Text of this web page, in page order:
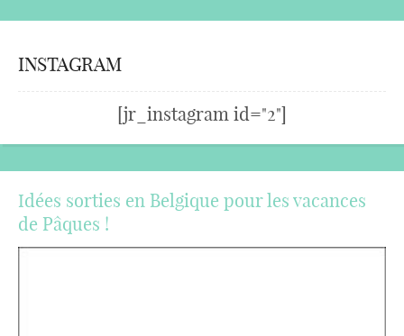
INSTAGRAM
[jr_instagram id="2"]
Idées sorties en Belgique pour les vacances
de Pâques !